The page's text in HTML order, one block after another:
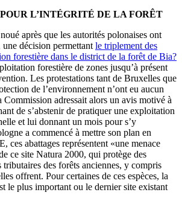
L’INTÉGRITÉ DE LA FORÊT
après que les autorités polonaises ont
décision permettant le triplement des
forestière dans le district de la forêt de Bia?
forestière de zones jusqu’à présent
Les protestations tant de Bruxelles que
de l’environnement n’ont eu aucun
adressait alors un avis motivé à
de s’abstenir de pratiquer une exploitation
et lui donnant un mois pour s’y
a commencé à mettre son plan en
ces abattages représentent «une menace
ce site Natura 2000, qui protège des
tributaires des forêts anciennes, y compris
offrent. Pour certaines de ces espèces, la
le plus important ou le dernier site existant